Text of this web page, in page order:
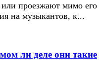
или проезжают мимо его
на музыкантов, к...
ли деле они такие